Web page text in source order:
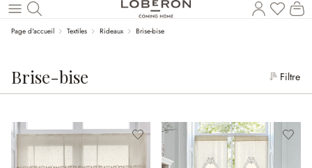
Revenir au contenu principal
Page d'accueil Textiles Rideaux Brise-bise
Brise-bise Filtre